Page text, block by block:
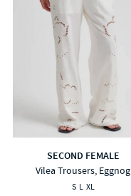
SECOND FEMALE
Vilea Trousers, Eggnog
S L XL